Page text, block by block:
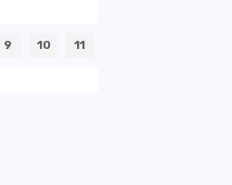
9 10 11